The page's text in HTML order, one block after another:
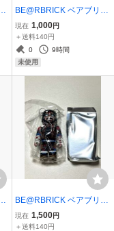
BE@RBRICK ベアブリッ
ク シリーズ52 ★ ベーシ
ック @マーク
現在 1,000円
＋送料140円
0
9時間
未使用
BE@RBRICK ベアブリッ
ク series 52 BRZRKR キ
アヌリーブス裏
現在 1,500円
＋送料140円